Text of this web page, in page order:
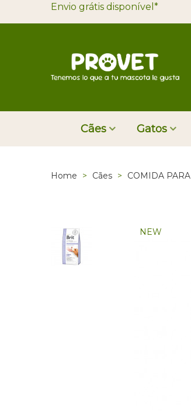
Envio grátis disponível*
Cães Gatos
Home > Cães > COMIDA
NEW